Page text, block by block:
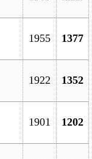
1955 1377
1922 1352
1901 1202